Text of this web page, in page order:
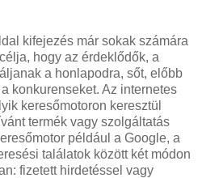
kifejezés már sokak számára
hogy az érdeklődők, a
a honlapodra, sőt, előbb
konkurenseket. Az internetes
keresőmotoron keresztül
termék vagy szolgáltatás
például a Google, a
találatok között két módon
fizetett hirdetéssel vagy